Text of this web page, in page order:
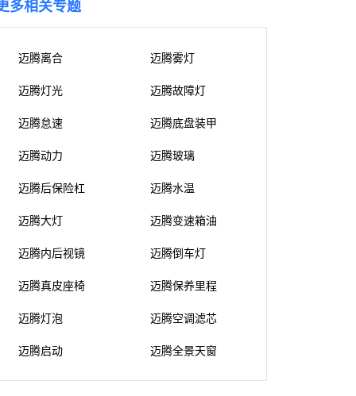
多相关专题
迈腾离合 迈腾雾灯
迈腾灯光 迈腾故障灯
迈腾怠速 迈腾底盘装甲
迈腾动力 迈腾玻璃
迈腾后保险杠 迈腾水温
迈腾大灯 迈腾变速箱油
迈腾内后视镜 迈腾倒车灯
迈腾真皮座椅 迈腾保养里程
迈腾灯泡 迈腾空调滤芯
迈腾启动 迈腾全景天窗